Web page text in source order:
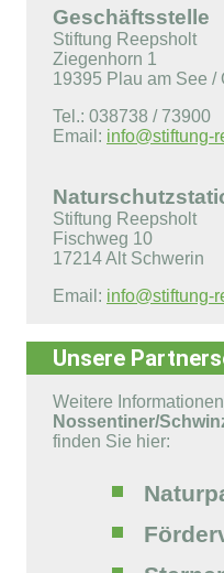
Geschäftsstelle
Stiftung Reepsholt
Ziegenhorn 1
19395 Plau am See /
Tel.: 038738 / 73900
Email: info@stiftung-
Stiftung Reepsholt
Fischweg 10
17214 Alt Schwerin
Email: info@stiftung-
Unsere
Weitere
Nossentiner/
finden Sie hier: